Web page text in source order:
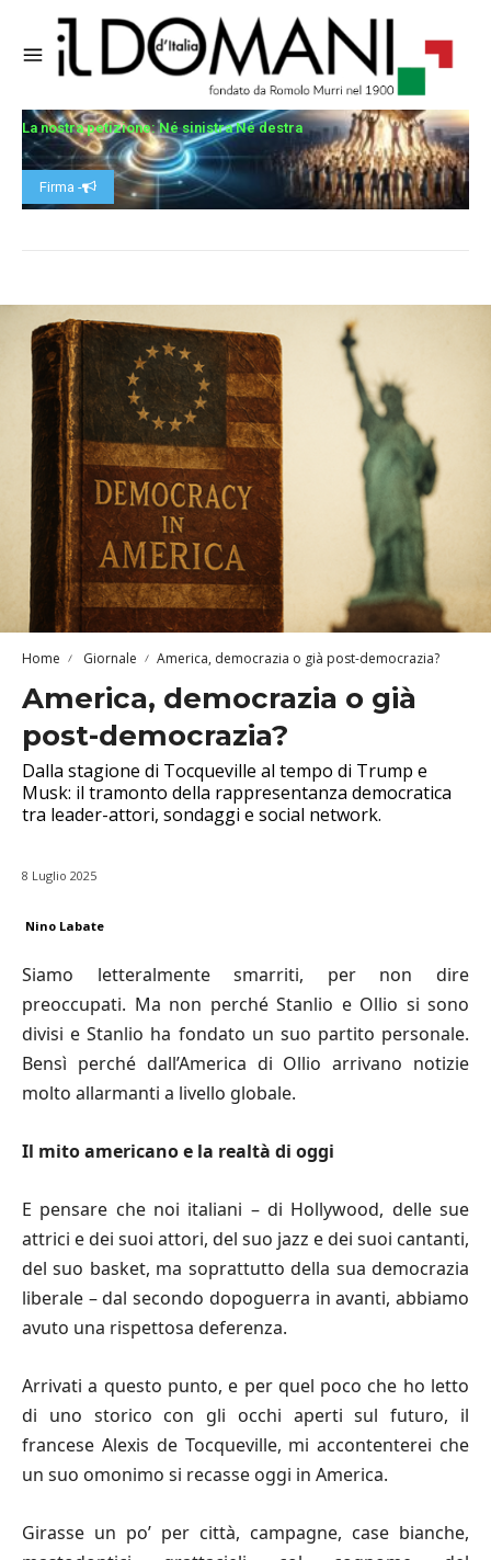
La nostra petizione: Né sinistra Né destra
Firma -
Home Giornale America, democrazia o già post-democrazia?
America, democrazia o già
post-democrazia?
Dalla stagione di Tocqueville al tempo di Trump e
Musk: il tramonto della rappresentanza democratica
tra leader-attori, sondaggi e social network.
8 Luglio 2025
Nino Labate
Siamo letteralmente smarriti, per non dire
preoccupati. Ma non perché Stanlio e Ollio si sono
divisi e Stanlio ha fondato un suo partito personale.
Bensì perché dall’America di Ollio arrivano notizie
molto allarmanti a livello globale.
Il mito americano e la realtà di oggi
E pensare che noi italiani – di Hollywood, delle sue
attrici e dei suoi attori, del suo jazz e dei suoi cantanti,
del suo basket, ma soprattutto della sua democrazia
liberale – dal secondo dopoguerra in avanti, abbiamo
avuto una rispettosa deferenza.
Arrivati a questo punto, e per quel poco che ho letto
di uno storico con gli occhi aperti sul futuro, il
francese Alexis de Tocqueville, mi accontenterei che
un suo omonimo si recasse oggi in America.
Girasse un po’ per città, campagne, case bianche,